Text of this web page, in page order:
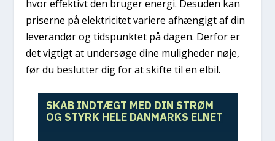
hvor effektivt den bruger energi. Desuden kan
priserne på elektricitet variere afhængigt af din
leverandør og tidspunktet på dagen. Derfor er
det vigtigt at undersøge dine muligheder nøje,
før du beslutter dig for at skifte til en elbil.
SKAB INDTÆGT MED DIN STRØM
OG STYRK HELE DANMARKS ELNET